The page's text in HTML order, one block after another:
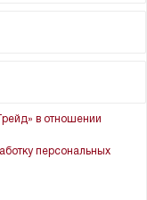
в отношении
персональных